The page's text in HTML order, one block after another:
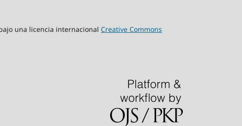
una licencia internacional Creative Commons